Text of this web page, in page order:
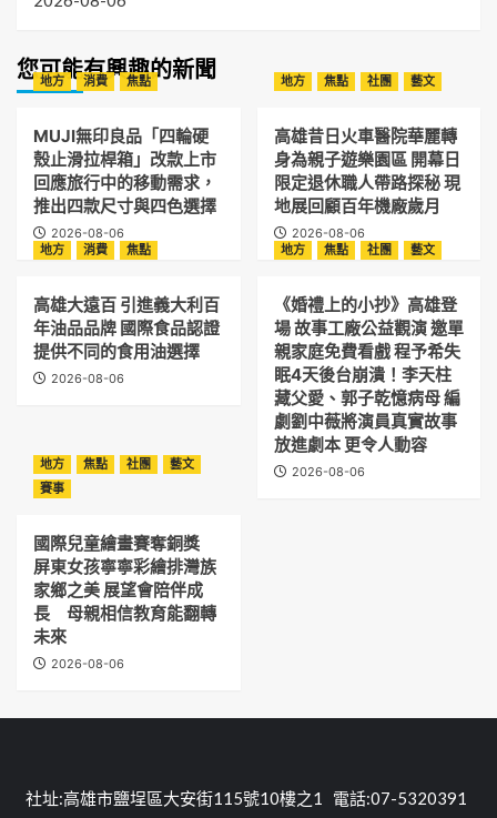
您可能有興趣的新聞
地方 消費 焦點
MUJI無印良品「四輪硬
殼止滑拉桿箱」改款上市
回應旅行中的移動需求，
推出四款尺寸與四色選擇
2026-08-06
地方 焦點 社團 藝文
高雄昔日火車醫院華麗轉
身為親子遊樂園區 開幕日
限定退休職人帶路探秘 現
地展回顧百年機廠歲月
2026-08-06
地方
消費 焦點
高雄大遠百 引進義大利百
年油品品牌 國際食品認證
提供不同的食用油選擇
2026-08-06
地方 焦點 社團 藝文
《婚禮上的小抄》高雄登
場 故事工廠公益觀演 邀單
親家庭免費看戲 程予希失
眠4天後台崩潰！李天柱
藏父愛、郭子乾憶病母 編
劇劉中薇將演員真實故事
放進劇本 更令人動容
2026-08-06
地方 焦點 社團
藝文
賽事
國際兒童繪畫賽奪銅獎
屏東女孩寧寧彩繪排灣族
家鄉之美 展望會陪伴成
長 母親相信教育能翻轉
未來
2026-08-06
社址:高雄市鹽埕區大安街115號10樓之1 電話:07-5320391